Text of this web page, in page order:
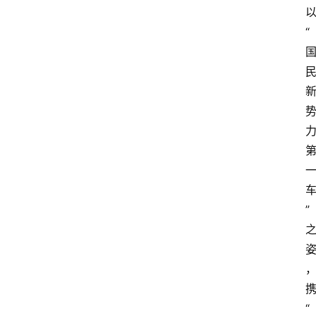
以
“
国
民
新
势
力
第
一
车
”
之
姿
，
携
“